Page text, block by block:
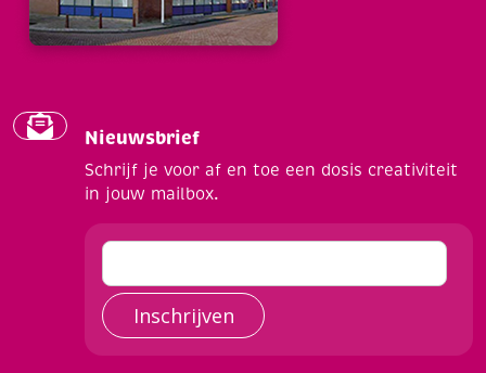
Nieuwsbrief
Schrijf je voor af en toe een dosis creativiteit
in jouw mailbox.
Inschrijven